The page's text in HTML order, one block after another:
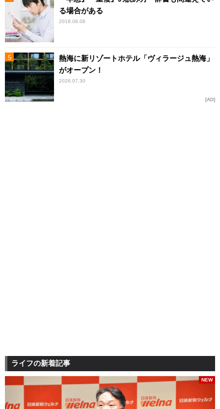
る場合がある
2018.08.08
熱海に新リゾートホテル「ヴィラージュ熱海」
がオープン！
2026.07.30
AD
ライフの新着記事
NEW